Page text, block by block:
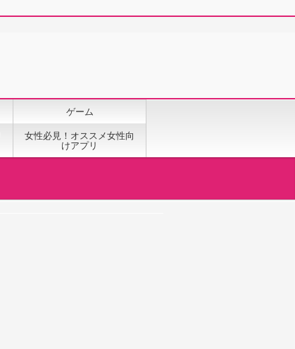
ゲーム
女性必見！オススメ女性向
けアプリ